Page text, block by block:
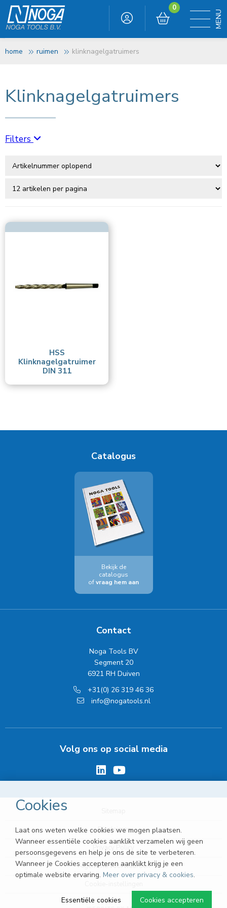
Cookies
Laat ons weten welke cookies we mogen plaatsen.
Wanneer essentiële cookies aanklikt verzamelen wij geen
persoonsgegevens en help je ons de site te verbeteren.
Wanneer je Cookies accepteren aanklikt krijg je een
optimale website ervaring. Meer over privacy & cookies.
Cookies accepteren
Essentiële cookies
0
home ruimen klinknagelgatruimers
Klinknagelgatruimers
Filters
Te bewerken materiaal
Alu zacht (langspanig)
Koper(32)
Toon meer
HSS
Klinknagelgatruimer
DIN 311
Catalogus
Bekijk de
catalogus
ofvraag hem aan
Contact
Noga Tools BV
Segment 20
6921 RH Duiven
+31(0) 26 319 46 36
info@nogatools.nl
Volg ons op social media
Disclaimer
Privacy Policy
Algemene voorwaarden